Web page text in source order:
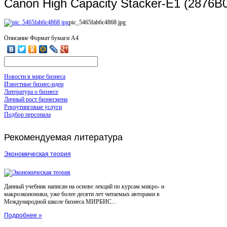
Canon High Capacity Stacker-E1
pic_5465fab6c4868.jpg
Описание Формат бумаги A4
Новости в мире бизнеса
Известные бизнес-идеи
Литература о бизнесе
Личный рост бизнесмена
Рекрутинговые услуги
Подбор персонала
Рекомендуемая литература
Экономическая теория
Данный учебник написан на основе лекций по курсам микро- и
макроэкономики, уже более десяти лет читаемых авторами в
Международной школе бизнеса МИРБИС...
Подробнее »